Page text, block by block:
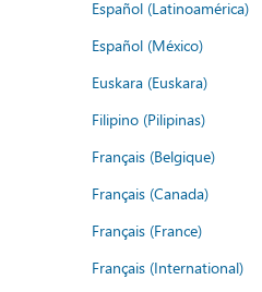
Español (Latinoamérica)
Español (México)
Euskara (Euskara)
Filipino (Pilipinas)
Français (Belgique)
Français (Canada)
Français (France)
Français (International)